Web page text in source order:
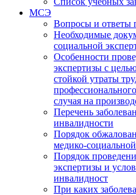
МСЭ
Вопросы и
Необходимые
социальной
Особенности
экспертизы с
стойкой утраты
случая на
Перечень
инвалидности
Порядок
медико-
Порядок
экспертизы и
инвалидност
При каких